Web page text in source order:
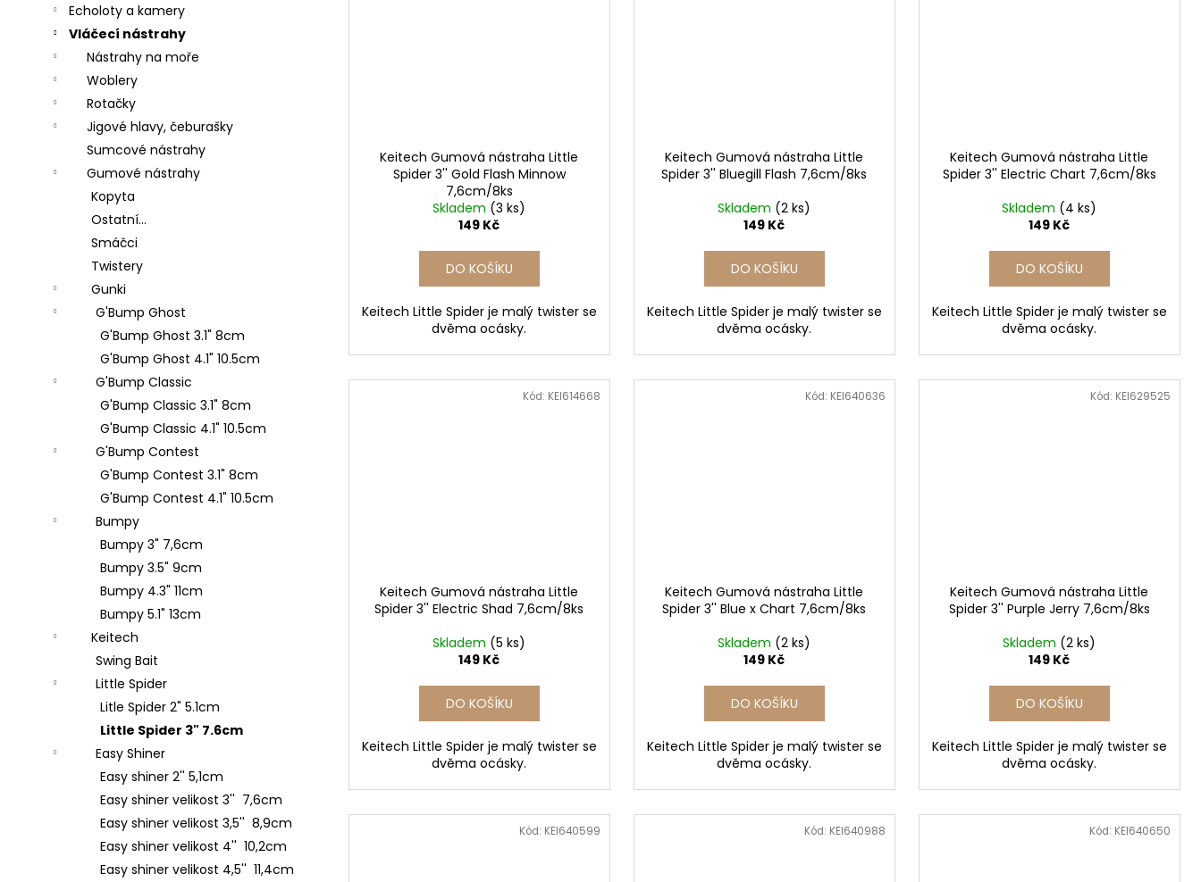
Echoloty a kamery
Vláčecí nástrahy
Nástrahy na moře
Woblery
Rotačky
Jigové hlavy, čeburašky
Sumcové nástrahy
Gumové nástrahy
Kopyta
Ostatní...
Smáčci
Twistery
Gunki
G'Bump Ghost
G'Bump Ghost 3.1" 8cm
G'Bump Ghost 4.1" 10.5cm
G'Bump Classic
G'Bump Classic 3.1" 8cm
G'Bump Classic 4.1" 10.5cm
G'Bump Contest
G'Bump Contest 3.1" 8cm
G'Bump Contest 4.1" 10.5cm
Bumpy
Bumpy 3" 7,6cm
Bumpy 3.5" 9cm
Bumpy 4.3" 11cm
Bumpy 5.1" 13cm
Keitech
Swing Bait
Little Spider
Litle Spider 2" 5.1cm
Little Spider 3" 7.6cm
Easy Shiner
Easy shiner 2'' 5,1cm
Easy shiner velikost 3'' 7,6cm
Easy shiner velikost 3,5'' 8,9cm
Easy shiner velikost 4'' 10,2cm
Easy shiner velikost 4,5'' 11,4cm
Keitech Gumová nástraha Little
Spider 3'' Gold Flash Minnow
7,6cm/8ks
Skladem (3 ks)
149 Kč
DO KOŠÍKU
Keitech Little Spider je malý twister se
dvěma ocásky.
Keitech Gumová nástraha Little
Spider 3'' Bluegill Flash 7,6cm/8ks
Skladem (2 ks)
149 Kč
DO KOŠÍKU
Keitech Little Spider je malý twister se
dvěma ocásky.
Keitech Gumová nástraha Little
Spider 3'' Electric Chart 7,6cm/8ks
Skladem (4 ks)
149 Kč
DO KOŠÍKU
Keitech Little Spider je malý twister se
dvěma ocásky.
Keitech Gumová nástraha Little
Spider 3'' Electric Shad 7,6cm/8ks
Skladem (5 ks)
149 Kč
DO KOŠÍKU
Keitech Little Spider je malý twister se
dvěma ocásky.
Kód: KEI614668
Keitech Gumová nástraha Little
Spider 3'' Blue x Chart 7,6cm/8ks
Skladem (2 ks)
149 Kč
DO KOŠÍKU
Keitech Little Spider je malý twister se
dvěma ocásky.
Kód: KEI640636
Keitech Gumová nástraha Little
Spider 3'' Purple Jerry 7,6cm/8ks
Skladem (2 ks)
149 Kč
DO KOŠÍKU
Keitech Little Spider je malý twister se
dvěma ocásky.
Kód: KEI629525
Kód: KEI640599 Kód: KEI640988 Kód: KEI640650
SURETTI
PRŮBĚŽNÉ
OLOVO
KOULE
1,2G
-
40G
4
Kč
KAMATSU
KAPROVÝ
NÁVAZEC
PRO
CARP
LEADER
KAYO
HEAVY
CARP
25CM
25LBS
59
Kč
SAVAGE
GEAR
100%
SOFT
FLUOROCARBON
0,17MM
-
0,49MM
50M
199
Kč